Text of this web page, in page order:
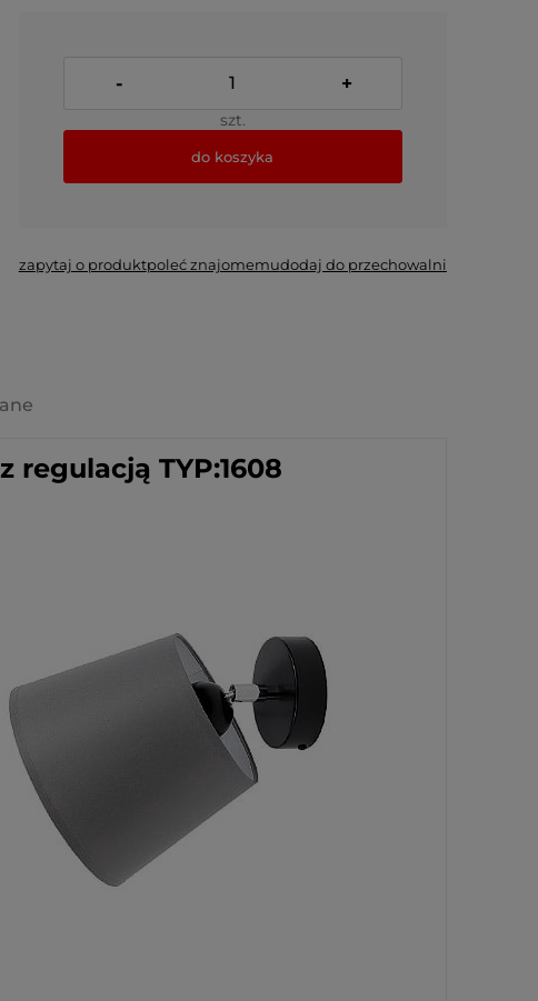
- +
szt.
do koszyka
zapytaj o produktpoleć znajomemudodaj do przechowalni
TYP:1608